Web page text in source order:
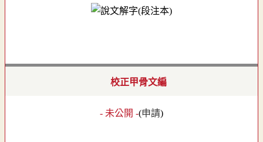
校正甲骨文編
- 未公開 -(申請)